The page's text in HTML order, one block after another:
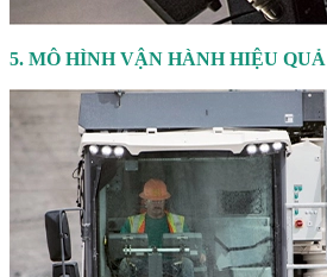
5. MÔ HÌNH VẬN HÀNH HIỆU QUẢ